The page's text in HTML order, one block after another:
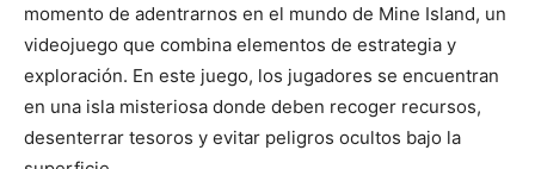
momento de adentrarnos en el mundo de Mine Island, un
videojuego que combina elementos de estrategia y
exploración. En este juego, los jugadores se encuentran
en una isla misteriosa donde deben recoger recursos,
desenterrar tesoros y evitar peligros ocultos bajo la